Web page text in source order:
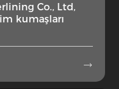
Co., Ltd,
kumaşları
